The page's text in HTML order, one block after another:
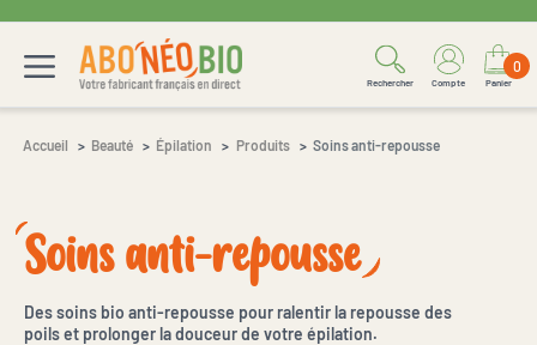
Rechercher Compte
0
Panier
Accueil Beauté Épilation Produits Soins anti-repousse
Soins anti-repousse
Des soins bio anti-repousse pour ralentir la repousse des
poils et prolonger la douceur de votre épilation.